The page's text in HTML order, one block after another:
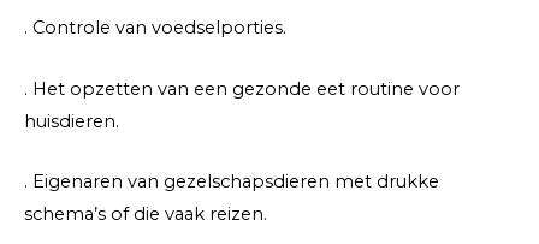
. Controle van voedselporties.
. Het opzetten van een gezonde eet routine voor
huisdieren.
. Eigenaren van gezelschapsdieren met drukke
schema’s of die vaak reizen.